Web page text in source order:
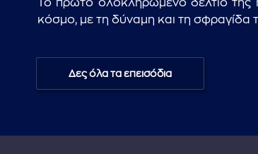
Το πρώτο ολοκληρωμένο δελτίο της
κόσμο, με τη δύναμη και τη σφραγίδα
Δες όλα τα επεισόδια